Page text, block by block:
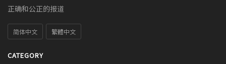
正确和公正的报道
简体中文 繁體中文
CATEGORY